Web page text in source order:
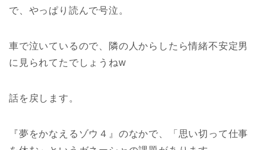
で、やっぱり読んで号泣。
車で泣いているので、隣の人からしたら情緒不安定男
に見られてたでしょうねw
話を戻します。
『夢をかなえるゾウ４』のなかで、「思い切って仕事